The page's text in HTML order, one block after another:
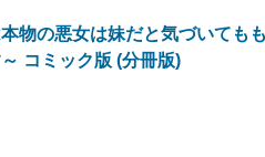
物の悪女は妹だと気づいても
コミック版 (分冊版)